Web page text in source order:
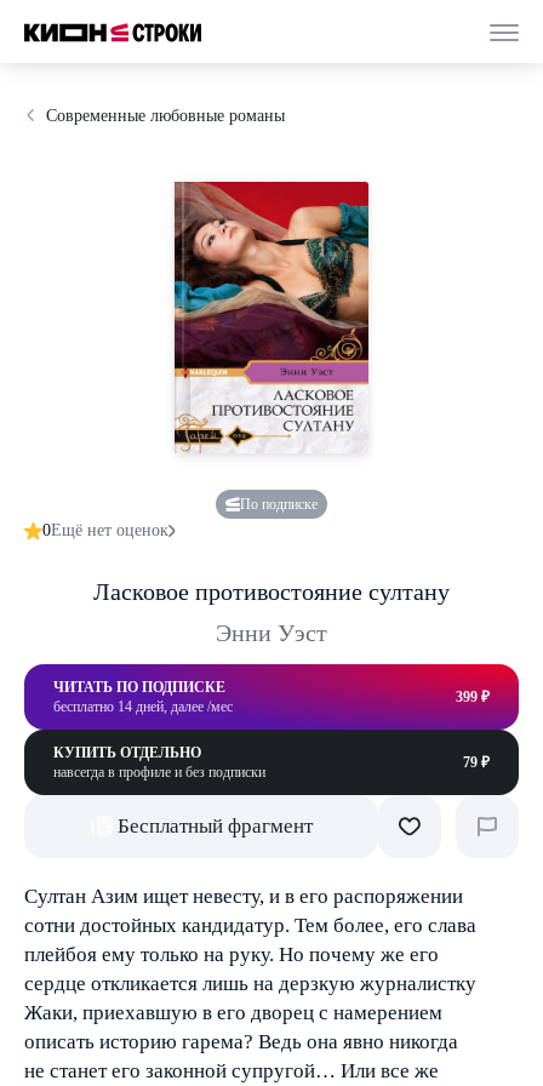
Современные любовные романы
По подписке
0Ещё нет оценок
Ласковое противостояние султану
Энни Уэст
ЧИТАТЬ ПО ПОДПИСКЕ
бесплатно 14 дней, далее /мес
399 ₽
КУПИТЬ ОТДЕЛЬНО
навсегда в профиле и без подписки
79 ₽
Бесплатный фрагмент
Султан Азим ищет невесту, и в его распоряжении
сотни достойных кандидатур. Тем более, его слава
плейбоя ему только на руку. Но почему же его
сердце откликается лишь на дерзкую журналистку
Жаки, приехавшую в его дворец с намерением
описать историю гарема? Ведь она явно никогда
не станет его законной супругой… Или все же